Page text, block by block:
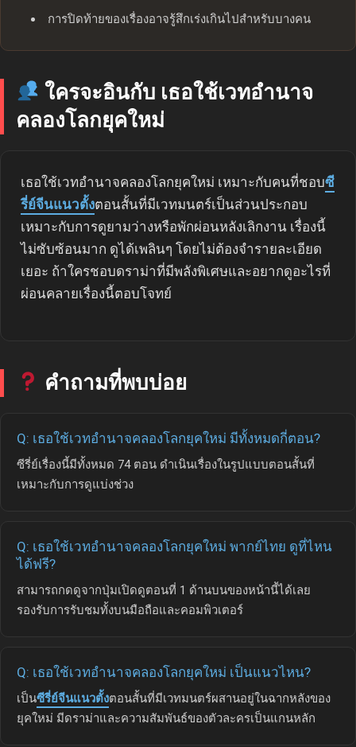
การปิดท้ายของเรื่องอาจรู้สึกเร่งเกินไปสำหรับบางคน
ใครจะอินกับ เธอใช้เวทอำนาจ
คลองโลกยุคใหม่
เธอใช้เวทอำนาจคลองโลกยุคใหม่ เหมาะกับคนที่ชอบซี
รี่ย์จีนแนวตั้งตอนสั้นที่มีเวทมนตร์เป็นส่วนประกอบ
เหมาะกับการดูยามว่างหรือพักผ่อนหลังเลิกงาน เรื่องนี้
ไม่ซับซ้อนมาก ดูได้เพลินๆ โดยไม่ต้องจำรายละเอียด
เยอะ ถ้าใครชอบดราม่าที่มีพลังพิเศษและอยากดูอะไรที่
ผ่อนคลายเรื่องนี้ตอบโจทย์
คำถามที่พบบ่อย
Q: เธอใช้เวทอำนาจคลองโลกยุคใหม่ มีทั้งหมดกี่ตอน?
ซีรี่ย์เรื่องนี้มีทั้งหมด 74 ตอน ดำเนินเรื่องในรูปแบบตอนสั้นที่
เหมาะกับการดูแบ่งช่วง
Q: เธอใช้เวทอำนาจคลองโลกยุคใหม่ พากย์ไทย ดูที่ไหน
ได้ฟรี?
สามารถกดดูจากปุ่มเปิดดูตอนที่ 1 ด้านบนของหน้านี้ได้เลย
รองรับการรับชมทั้งบนมือถือและคอมพิวเตอร์
Q: เธอใช้เวทอำนาจคลองโลกยุคใหม่ เป็นแนวไหน?
เป็นซีรี่ย์จีนแนวตั้งตอนสั้นที่มีเวทมนตร์ผสานอยู่ในฉากหลังของ
ยุคใหม่ มีดราม่าและความสัมพันธ์ของตัวละครเป็นแกนหลัก